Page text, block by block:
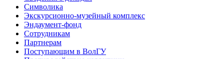
Символика
Экскурсионно-музейный комплекс
Эндаумент-фонд
Сотрудникам
Партнерам
Поступающим в ВолГУ